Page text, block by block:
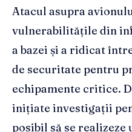
Atacul asupra
vulnerabilitățile din
a bazei și a ridicat
de securitate pentru
echipamente critice.
inițiate investigații
posibil să se realizeze